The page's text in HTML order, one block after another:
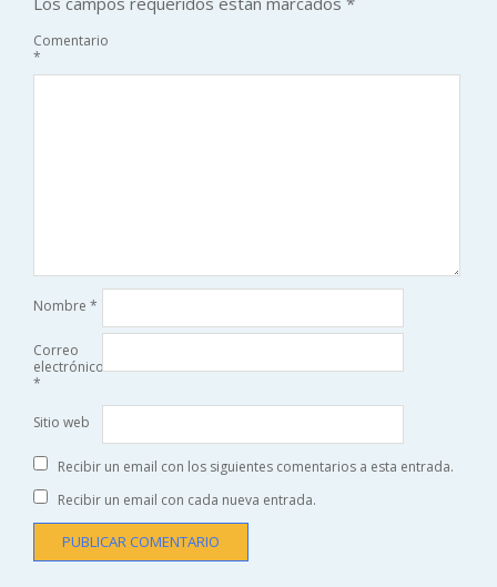
Comentario
*
Nombre *
Correo
electrónico
*
Sitio web
Recibir un email con los siguientes comentarios a esta entrada.
Recibir un email con cada nueva entrada.